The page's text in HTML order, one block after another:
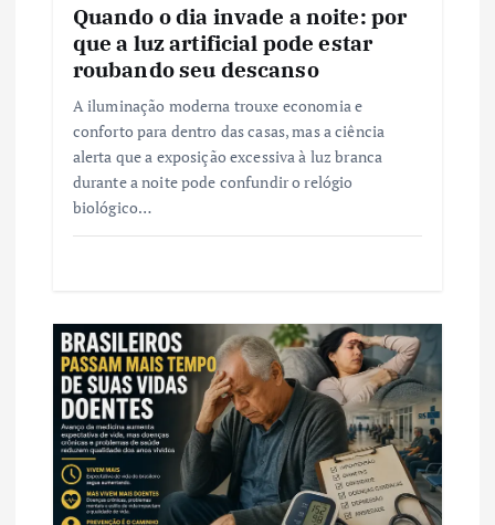
Quando o dia invade a noite: por
que a luz artificial pode estar
roubando seu descanso
A iluminação moderna trouxe economia e
conforto para dentro das casas, mas a ciência
alerta que a exposição excessiva à luz branca
durante a noite pode confundir o relógio
biológico…